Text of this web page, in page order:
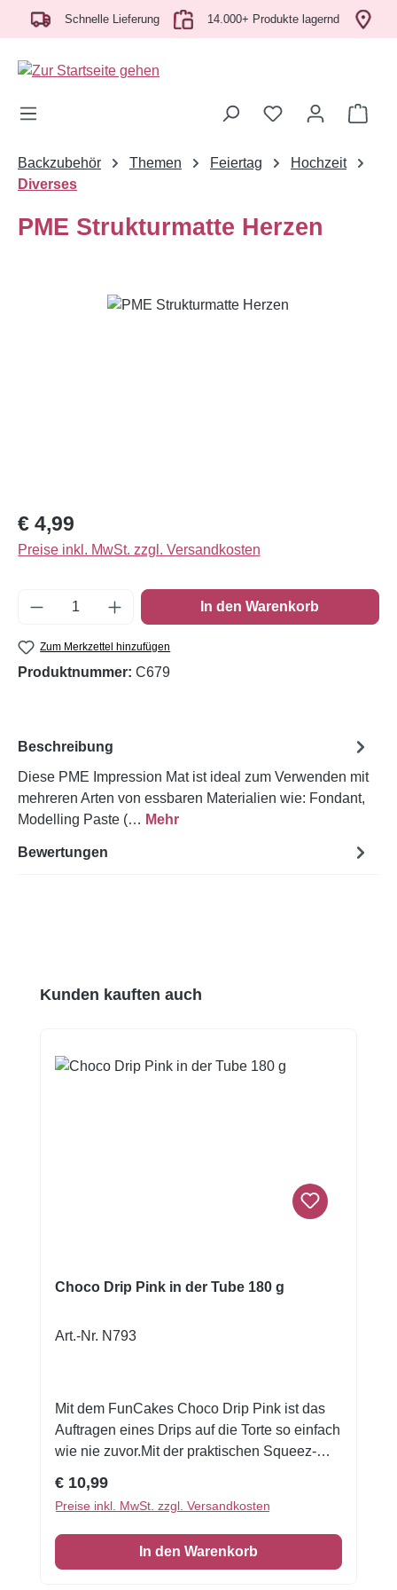
Zum Hauptinhalt springen
Schnelle Lieferung 14.000+ Produkte lagernd
Backzubehör Themen Feiertag
Hochzeit
Diverses
PME Strukturmatte Herzen
Bildergalerie überspringen
Regulärer Preis:
€ 4,99
Preise inkl. MwSt. zzgl. Versandkosten
Produkt Anzahl: Gib den gewünschten
In den Warenkorb
Zum Merkzettel hinzufügen
Produktnummer: C679
Beschreibung
Diese PME Impression Mat ist ideal zum Verwenden mit
mehreren Arten von essbaren Materialien wie: Fondant,
Modelling Paste (… Mehr
Bewertungen
Produktgalerie überspringen
Kunden kauften auch
Choco Drip Pink in der Tube 180 g
Art.-Nr. N793
Mit dem FunCakes Choco Drip Pink ist das
Auftragen eines Drips auf die Torte so einfach
wie nie zuvor.Mit der praktischen Squeez-
die Torte träufeln! Es werden keine
Spritzbeutel benötigt.Farbe: rosa.Inhalt: 180
g.Vorbereitung: Den Deckel und die
Aluminiumdichtung vollständig entfernen. In
Regulärer Preis:
€ 10,99
Preise inkl. MwSt. zzgl. Versandkosten
In den Warenkorb